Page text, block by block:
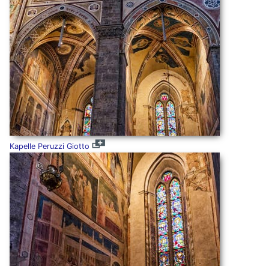
Kapelle Peruzzi Giotto